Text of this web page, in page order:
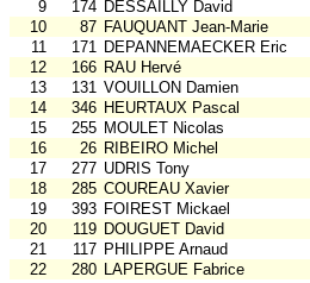
9
174 DESSAILLY David
10
87 FAUQUANT Jean-Marie
11
171 DEPANNEMAECKER Eric
12
166 RAU Hervé
13
131 VOUILLON Damien
14
346 HEURTAUX Pascal
15
255 MOULET Nicolas
16
26 RIBEIRO Michel
17
277 UDRIS Tony
18
285 COUREAU Xavier
19
393 FOIREST Mickael
20
119 DOUGUET David
21
117 PHILIPPE Arnaud
22
280 LAPERGUE Fabrice